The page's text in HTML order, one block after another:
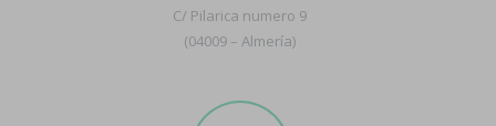
C/ Pilarica numero 9
(04009 – Almería)